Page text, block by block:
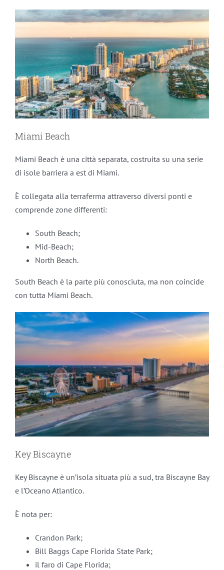
Miami Beach
Miami Beach è una città separata, costruita su una serie
di isole barriera a est di Miami.
È collegata alla terraferma attraverso diversi ponti e
comprende zone differenti:
South Beach;
Mid-Beach;
North Beach.
South Beach è la parte più conosciuta, ma non coincide
con tutta Miami Beach.
Key Biscayne
Key Biscayne è un’isola situata più a sud, tra Biscayne Bay
e l’Oceano Atlantico.
È nota per:
Crandon Park;
Bill Baggs Cape Florida State Park;
il faro di Cape Florida;